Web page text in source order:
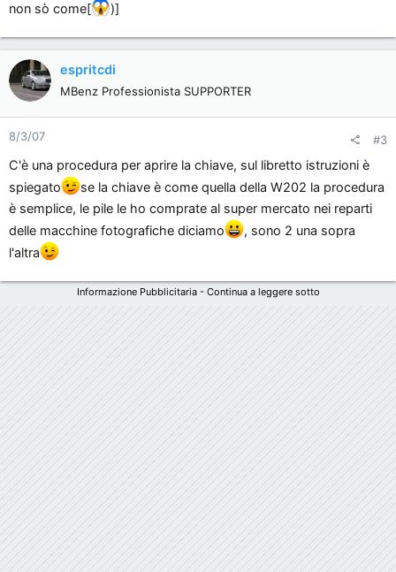
Grazie.
non sò come[
)]
espritcdi
MBenz Professionista SUPPORTER
8/3/07 #3
C'è una procedura per aprire la chiave, sul libretto istruzioni è
spiegato
se la chiave è come quella della W202 la procedura
è semplice, le pile le ho comprate al super mercato nei reparti
delle macchine fotografiche diciamo
, sono 2 una sopra
l'altra
Informazione Pubblicitaria - Continua a leggere sotto